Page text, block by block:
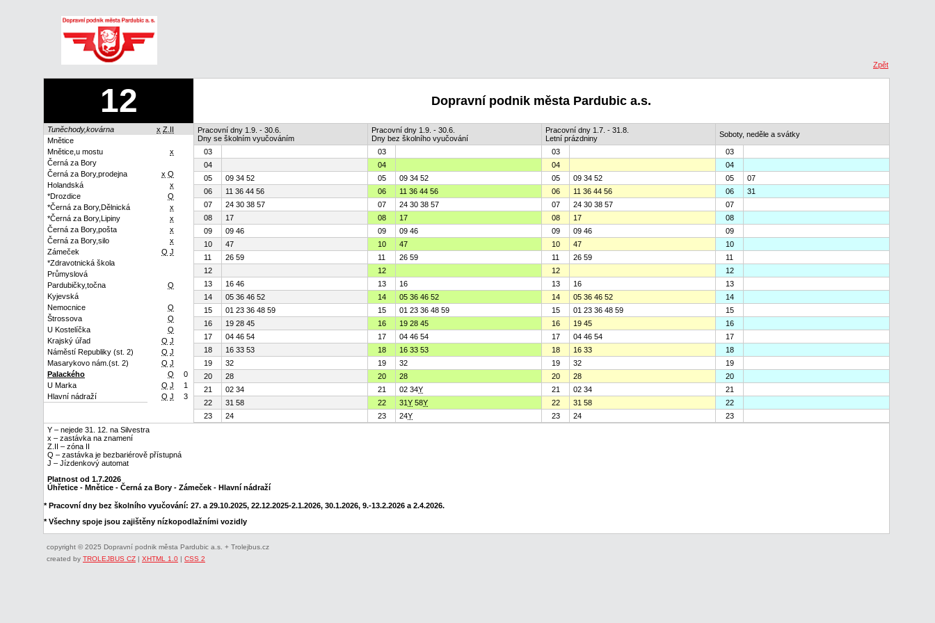
Zpět
12 Dopravní podnik města Pardubic a.s.
Tuněchody,kovárna x Z.II
Mnětice
Mnětice,u mostu
x
Černá za Bory
Černá za Bory,prodejna
x Q
Holandská
x
*Drozdice
Q
*Černá za Bory,Dělnická
x
*Černá za Bory,Lipiny
x
Černá za Bory,pošta
x
Černá za Bory,silo
x
Zámeček
Q J
*Zdravotnická škola
Průmyslová
Pardubičky,točna
Q
Kyjevská
Nemocnice
Q
Štrossova
Q
U Kostelíčka
Q
Krajský úřad
Q J
Náměstí Republiky (st. 2)
Q J
Masarykovo nám.(st. 2)
Q J
Palackého
Q
0
U Marka
Q J
1
Hlavní nádraží
Q J 3
Pracovní dny 1.9. - 30.6.
Dny se školním vyučováním
Pracovní dny 1.9. - 30.6.
Dny bez školního vyučování
Pracovní dny 1.7. - 31.8.
Letní prázdniny
Soboty, neděle a svátky
03 03 03
03
04
04 04
04
05
09 34 52 05 09 34 52 05 09 34 52 05
07
06
11 36 44 56 06 11 36 44 56 06 11 36 44 56 06
31
07
24 30 38 57 07 24 30 38 57 07 24 30 38 57
07
08
17 08 17 08 17
08
09
09 46 09 09 46 09 09 46
09
10
47 10 47 10 47
10
11
26 59 11 26 59 11 26 59
11
12
12 12
12
13
16 46 13 16 13 16
13
14
05 36 46 52 14 05 36 46 52 14 05 36 46 52
14
15
01 23 36 48 59 15 01 23 36 48 59 15 01 23 36 48 59
15
16
19 28 45 16 19 28 45 16 19 45
16
17
04 46 54 17 04 46 54 17 04 46 54
17
18
16 33 53 18 16 33 53 18 16 33
18
19
32 19 32 19 32
19
20
28 20 28 20 28
20
21
02 34 21 02 34Y 21 02 34
21
22
31 58 22 31Y 58Y 22 31 58
22
23
24 23 24Y 23 24
23
Y – nejede 31. 12. na Silvestra
x – zastávka na znamení
Z.II – zóna II
Q – zastávka je bezbariérově přístupná
J – Jízdenkový automat
Platnost od 1.7.2026
Úhřetice - Mnětice - Černá za Bory - Zámeček - Hlavní nádraží
* Pracovní dny bez školního vyučování: 27. a 29.10.2025, 22.12.2025-2.1.2026, 30.1.2026, 9.-13.2.2026 a 2.4.2026.
* Všechny spoje jsou zajištěny nízkopodlažními vozidly
copyright © 2025 Dopravní podnik města Pardubic a.s. + Trolejbus.cz
created by TROLEJBUS CZ | XHTML 1.0 | CSS 2